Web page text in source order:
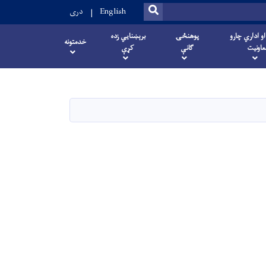
SEARCH
English دری
اداري چارو
پوهنځۍ
ګانې
برېښنایي زده
کړې
خدمتونه